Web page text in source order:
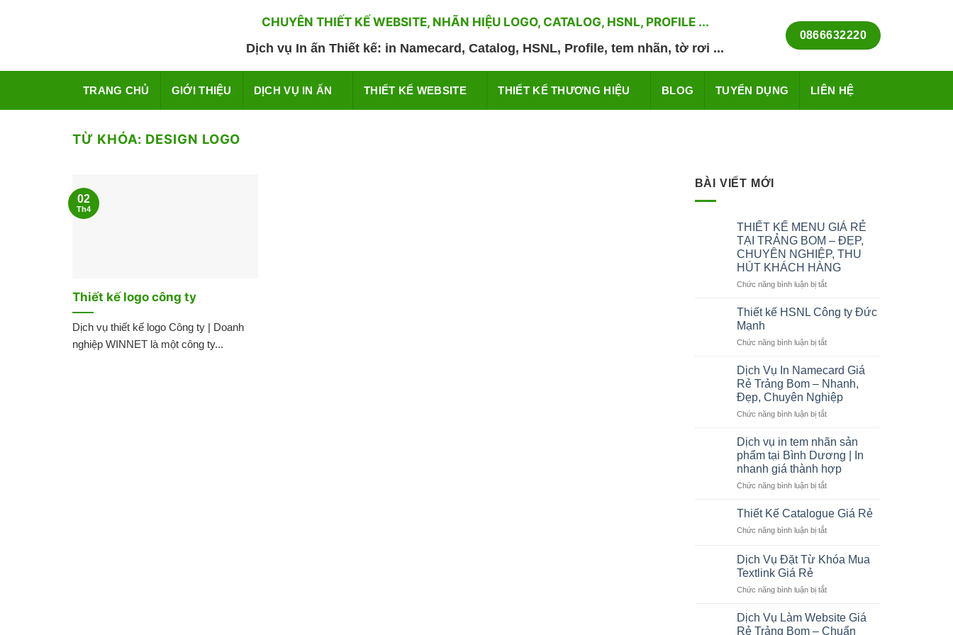
CHUYÊN THIẾT KẾ WEBSITE, NHÃN HIỆU LOGO, CATALOG, HSNL, PROFILE ...
Dịch vụ In ấn Thiết kế: in Namecard, Catalog, HSNL, Profile, tem nhãn, tờ rơi ...
0866632220
TRANG CHỦ GIỚI THIỆU DỊCH VỤ IN ẤN THIẾT KẾ WEBSITE THIẾT KẾ THƯƠNG HIỆU BLOG TUYỂN DỤNG LIÊN HỆ
TỪ KHÓA: DESIGN LOGO
Thiết kế logo công ty
Dịch vụ thiết kế logo Công ty | Doanh
nghiệp WINNET là một công ty...
02
Th4
BÀI VIẾT MỚI
THIẾT KẾ MENU GIÁ RẺ
TẠI TRẢNG BOM – ĐẸP,
CHUYÊN NGHIỆP, THU
HÚT KHÁCH HÀNG
Chức năng bình luận bị tắtở
KẾ
MENU
RẺ
TRẢNG
BOM
–
ĐẸP,
CHUYÊN
THU
HÚT
KHÁCH
HÀNG
Thiết kế HSNL Công ty Đức
Mạnh
Chức năng bình luận bị tắtở
HSNL
Công
ty
Đức
Dịch Vụ In Namecard Giá
Rẻ Trảng Bom – Nhanh,
Đẹp, Chuyên Nghiệp
Chức năng bình luận bị tắtở
Vụ
Namecard
Giá
Rẻ
Bom
Nhanh,
Chuyên
Dịch vụ in tem nhãn sản
phẩm tại Bình Dương | In
nhanh giá thành hợp
Chức năng bình luận bị tắtở
tem
sản
Bình
|
In
Thiết Kế Catalogue Giá Rẻ
Chức năng bình luận bị tắtở
Kế
Catalogue
Rẻ
Dịch Vụ Đặt Từ Khóa Mua
Textlink Giá Rẻ
Chức năng bình luận bị tắtở
Vụ
Đặt
Dịch Vụ Làm Website Giá
Rẻ Trảng Bom – Chuẩn